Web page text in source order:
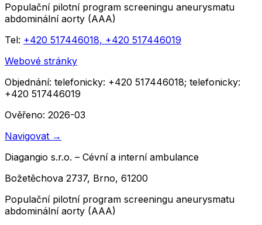
Populační pilotní program screeningu aneurysmatu
abdominální aorty (AAA)
Tel: +420 517446018, +420 517446019
Webové stránky
Objednání: telefonicky: +420 517446018; telefonicky:
+420 517446019
Ověřeno: 2026-03
Navigovat →
Diagangio s.r.o. – Cévní a interní ambulance
Božetěchova 2737, Brno, 61200
Populační pilotní program screeningu aneurysmatu
abdominální aorty (AAA)